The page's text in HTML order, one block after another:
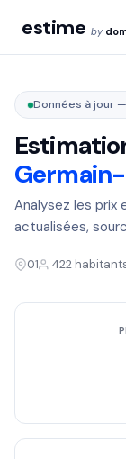
estime by
Données à jour
Analysez les prix
actualisées,
01 422